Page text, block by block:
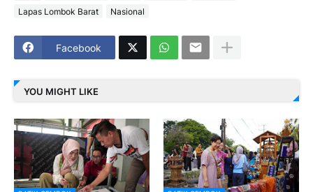
Lapas Lombok Barat
Nasional
Facebook
YOU MIGHT LIKE